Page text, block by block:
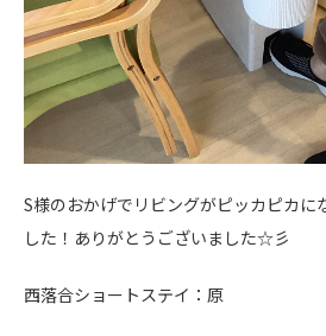
S様のおかげでリビングがピッカピカに
した！ありがとうございました☆彡
西落合ショートステイ：原